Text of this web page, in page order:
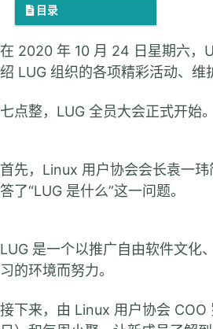
目录
在 2020 年 10 月 24 日星期六，
绍 LUG 组织的各项精彩活动、维
七点整，LUG 全员大会正式开始。
首先，Linux 用户协会会长袁一
答了“LUG 是什么”这一问题。
LUG 是一个以推广自由软件文化
习的环境而努力。
接下来，由 Linux 用户协会 COO